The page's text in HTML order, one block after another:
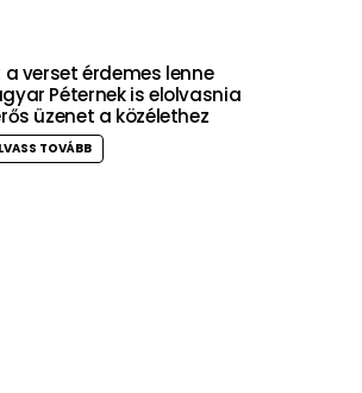
a verset érdemes lenne
Péternek is elolvasnia
üzenet a közélethez
TOVÁBB